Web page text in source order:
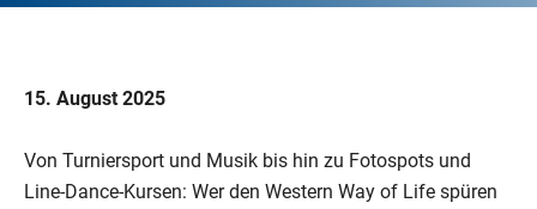
15. August 2025
Von Turniersport und Musik bis hin zu Fotospots und
Line-Dance-Kursen: Wer den Western Way of Life spüren